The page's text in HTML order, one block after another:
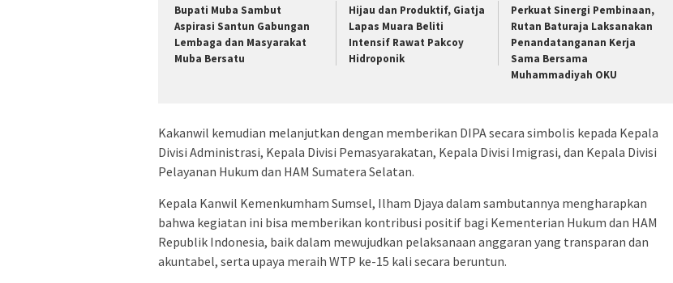
Bupati Muba Sambut
Aspirasi Santun Gabungan
Lembaga dan Masyarakat
Muba Bersatu
Hijau dan Produktif, Giatja
Lapas Muara Beliti
Intensif Rawat Pakcoy
Hidroponik
Perkuat Sinergi Pembinaan,
Rutan Baturaja Laksanakan
Penandatanganan Kerja
Sama Bersama
Muhammadiyah OKU
Kakanwil kemudian melanjutkan dengan memberikan DIPA secara simbolis kepada Kepala
Divisi Administrasi, Kepala Divisi Pemasyarakatan, Kepala Divisi Imigrasi, dan Kepala Divisi
Pelayanan Hukum dan HAM Sumatera Selatan.
Kepala Kanwil Kemenkumham Sumsel, Ilham Djaya dalam sambutannya mengharapkan
bahwa kegiatan ini bisa memberikan kontribusi positif bagi Kementerian Hukum dan HAM
Republik Indonesia, baik dalam mewujudkan pelaksanaan anggaran yang transparan dan
akuntabel, serta upaya meraih WTP ke-15 kali secara beruntun.